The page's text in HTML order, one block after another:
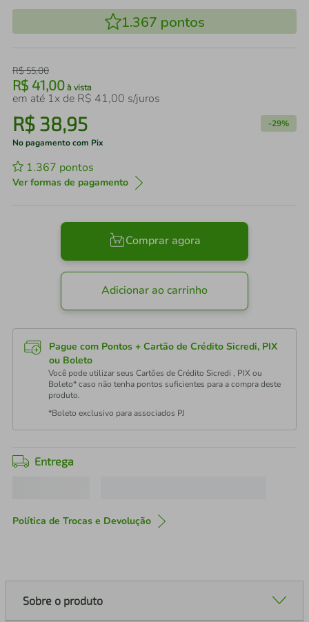
1.367 pontos
R$55,00
R$ 41,00 à vista
em até 1x de R$ 41,00 s/juros
R$ 38,95 -29%
No pagamento com Pix
1.367 pontos
Ver formas de pagamento
Comprar agora
Adicionar ao carrinho
Pague com Pontos + Cartão de Crédito Sicredi, PIX
ou Boleto
Você pode utilizar seus Cartões de Crédito Sicredi , PIX ou
Boleto* caso não tenha pontos suficientes para a compra deste
produto.
*Boleto exclusivo para associados PJ
Entrega
Política de Trocas e Devolução
Sobre o produto